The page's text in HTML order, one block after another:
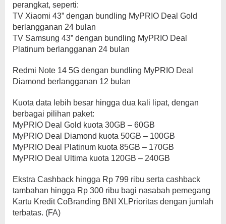
perangkat, seperti:
TV Xiaomi 43” dengan bundling MyPRIO Deal Gold
berlangganan 24 bulan
TV Samsung 43” dengan bundling MyPRIO Deal
Platinum berlangganan 24 bulan
Redmi Note 14 5G dengan bundling MyPRIO Deal
Diamond berlangganan 12 bulan
Kuota data lebih besar hingga dua kali lipat, dengan
berbagai pilihan paket:
MyPRIO Deal Gold kuota 30GB – 60GB
MyPRIO Deal Diamond kuota 50GB – 100GB
MyPRIO Deal Platinum kuota 85GB – 170GB
MyPRIO Deal Ultima kuota 120GB – 240GB
Ekstra Cashback hingga Rp 799 ribu serta cashback
tambahan hingga Rp 300 ribu bagi nasabah pemegang
Kartu Kredit CoBranding BNI XLPrioritas dengan jumlah
terbatas. (FA)